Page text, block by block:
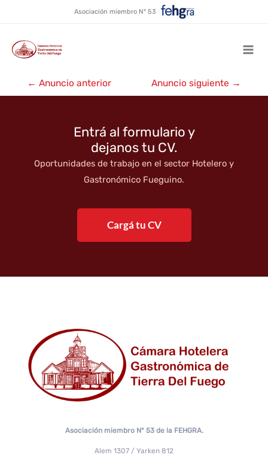
contenido
Asociación miembro N° 53
Beto’s Lomo
Navegación
de
← Anuncio anterior Anuncio siguiente →
Entrá al formulario y
dejanos tu CV.
Oportunidades de trabajo en el sector Hotelero y
Gastronómico Fueguino.
Cargá tu CV
Asociación miembro N° 53 de la FEHGRA.
Alem 1307 / Yarken 812